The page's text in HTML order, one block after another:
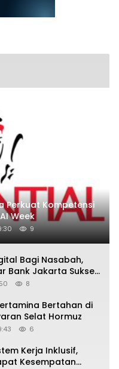
Perkuat Kompetensi
Week
9
Bagi Nasabah,
Bank Jakarta Sukses
Awards 2026
8
Bertahan di
Selat Hormuz
6
Kerja Inklusif,
Kesempatan